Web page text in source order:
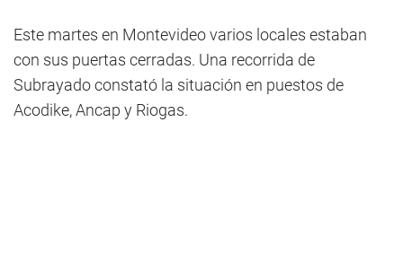
Este martes en Montevideo varios locales estaban
con sus puertas cerradas. Una recorrida de
Subrayado constató la situación en puestos de
Acodike, Ancap y Riogas.